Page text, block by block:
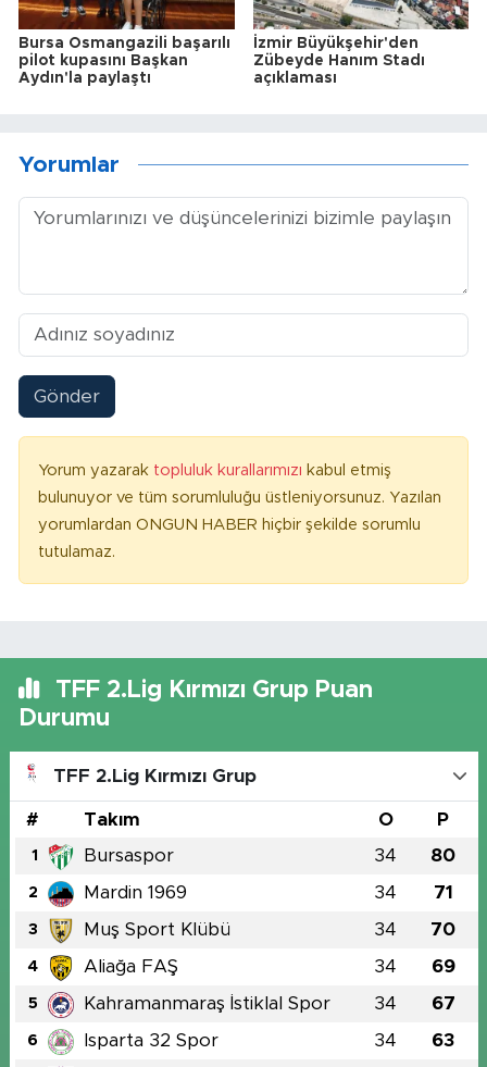
Bursa Osmangazili başarılı
pilot kupasını Başkan
Aydın'la paylaştı
İzmir Büyükşehir'den
Zübeyde Hanım Stadı
açıklaması
Yorumlar
Gönder
Yorum yazarak topluluk kurallarımızı kabul etmiş
bulunuyor ve tüm sorumluluğu üstleniyorsunuz. Yazılan
yorumlardan ONGUN HABER hiçbir şekilde sorumlu
tutulamaz.
TFF 2.Lig Kırmızı Grup Puan
Durumu
TFF 2.Lig Kırmızı Grup
# Takım O P
1 Bursaspor 34 80
2 Mardin 1969 34 71
3 Muş Sport Klübü 34 70
4 Aliağa FAŞ 34 69
5 Kahramanmaraş İstiklal Spor 34 67
6 Isparta 32 Spor 34 63